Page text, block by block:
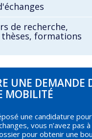
de recherche,
formations
UNE DEMANDE
MOBILITÉ
une candidature
vous n’avez pas à
pour obtenir une